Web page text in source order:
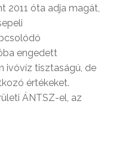
2011 óta adja magát,
engedett
ivóvíz tisztaságú, de
értékeket.
ÁNTSZ-el, az